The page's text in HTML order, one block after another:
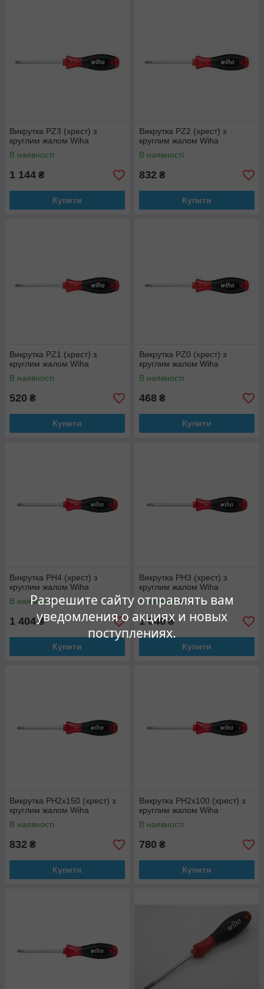
Разрешите сайту отправлять вам
уведомления о акциях и новых
поступлениях.
Викрутка PZ3 (хрест) з
круглим жалом Wiha
В наявності
1 144 ₴
Купити
Викрутка PZ2 (хрест) з
круглим жалом Wiha
В наявності
832 ₴
Купити
Викрутка PZ1 (хрест) з
круглим жалом Wiha
В наявності
520 ₴
Купити
Викрутка PZ0 (хрест) з
круглим жалом Wiha
В наявності
468 ₴
Купити
Викрутка PH4 (хрест) з
круглим жалом Wiha
В наявності
1 404₴
Купити
Викрутка PH3 (хрест) з
круглим жалом Wiha
В наявності
1 040₴
Купити
Викрутка РН2х150 (хрест) з
круглим жалом Wiha
В наявності
832 ₴
Купити
Викрутка РН2х100 (хрест) з
круглим жалом Wiha
В наявності
780 ₴
Купити